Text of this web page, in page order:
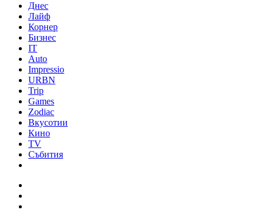
Днес
Лайф
Корнер
Бизнес
IT
Auto
Impressio
URBN
Trip
Games
Zodiac
Вкусотии
Кино
TV
Събития